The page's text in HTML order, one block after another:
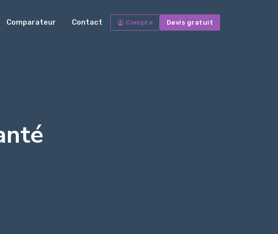
Comparateur Contact Compte Devis gratuit